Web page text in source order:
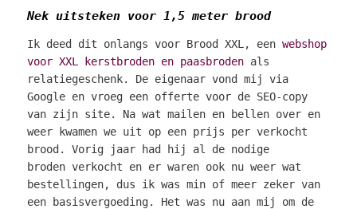
Nek uitsteken voor 1,5 meter brood
Ik deed dit onlangs voor Brood XXL, eenwebshop
voor XXL kerstbroden en paasbroden als
relatiegeschenk. De eigenaar vond mij via
Google en vroeg een offerte voor de SEO-copy
van zijn site. Na wat mailen en bellen over en
weer kwamen we uit op een prijs per verkocht
brood. Vorig jaar had hij al de nodige
broden verkocht en er waren ook nu weer wat
bestellingen, dus ik was min of meer zeker van
een basisvergoeding. Het was nu aan mij om de